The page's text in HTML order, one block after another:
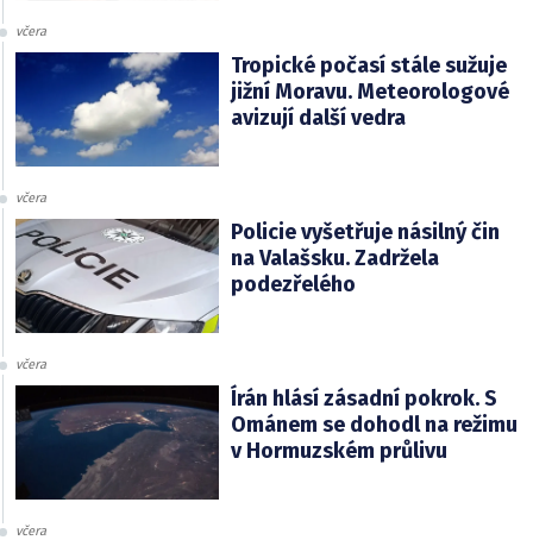
včera
Tropické počasí stále sužuje
jižní Moravu. Meteorologové
avizují další vedra
včera
Policie vyšetřuje násilný čin
na Valašsku. Zadržela
podezřelého
včera
Írán hlásí zásadní pokrok. S
Ománem se dohodl na režimu
v Hormuzském průlivu
včera